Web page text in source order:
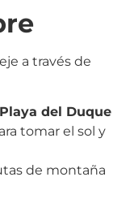
a través de
Playa del Duque
tomar el sol y
de montaña